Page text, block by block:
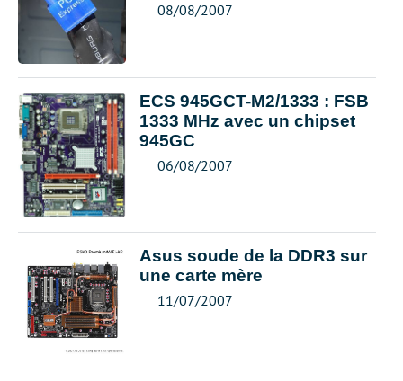
08/08/2007
ECS 945GCT-M2/1333 : FSB
1333 MHz avec un chipset
945GC
06/08/2007
Asus soude de la DDR3 sur
une carte mère
11/07/2007